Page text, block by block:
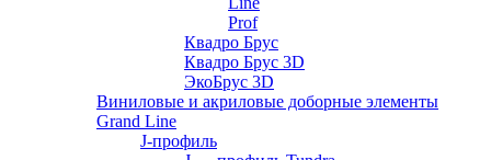
Prof
Квадро Брус
Квадро Брус 3D
ЭкоБрус 3D
Виниловые и акриловые доборные элементы
Grand Line
J-профиль